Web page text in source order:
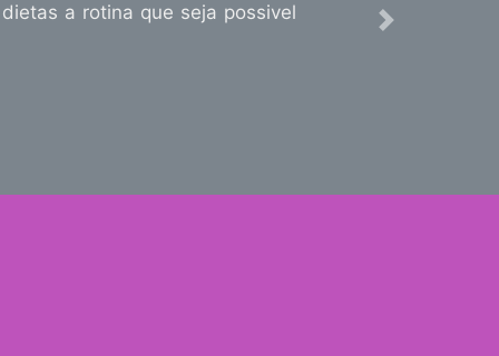
a rotina que seja possivel
Next